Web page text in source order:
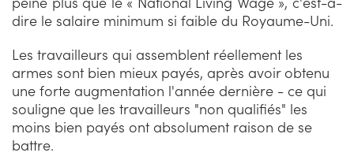
dire le salaire minimum si faible du Royaume-Uni.
Les travailleurs qui assemblent réellement les
armes sont bien mieux payés, après avoir obtenu
une forte augmentation l'année dernière - ce qui
souligne que les travailleurs "non qualifiés" les
moins bien payés ont absolument raison de se
battre.